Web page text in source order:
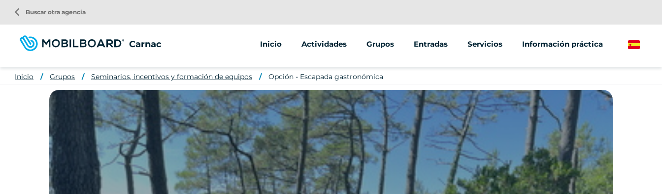
contenido
principal
Carnac Inicio Actividades
Segway
Scooter
Juego de escape
Bicicleta
Grupos
Seminarios, incentivos y formación de equipos
EVC, con amigos y familia
Espace jeunes y entradas deportivas
Clubes y asociaciones
Entradas Servicios
Venta ambulante
Venta de vehículos
Información práctica
arrow_back_ios Buscar otra agencia
Spanish
Inicio Grupos Seminarios, incentivos y formación de equipos Opción - Escapada gastronómica